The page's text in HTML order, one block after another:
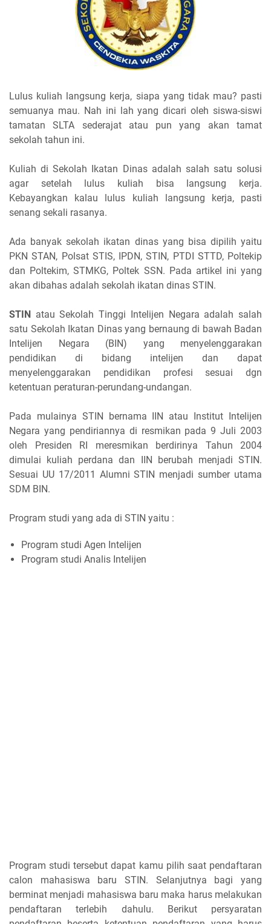
Lulus kuliah langsung kerja, siapa yang tidak mau? pasti
semuanya mau. Nah ini lah yang dicari oleh siswa-siswi
tamatan SLTA sederajat atau pun yang akan tamat
sekolah tahun ini.
Kuliah di Sekolah Ikatan Dinas adalah salah satu solusi
agar setelah lulus kuliah bisa langsung kerja.
Kebayangkan kalau lulus kuliah langsung kerja, pasti
senang sekali rasanya.
Ada banyak sekolah ikatan dinas yang bisa dipilih yaitu
PKN STAN, Polsat STIS, IPDN, STIN, PTDI STTD, Poltekip
dan Poltekim, STMKG, Poltek SSN. Pada artikel ini yang
akan dibahas adalah sekolah ikatan dinas STIN.
STIN atau Sekolah Tinggi Intelijen Negara adalah salah
satu Sekolah Ikatan Dinas yang bernaung di bawah Badan
Intelijen Negara (BIN) yang menyelenggarakan
pendidikan di bidang intelijen dan dapat
menyelenggarakan pendidikan profesi sesuai dgn
ketentuan peraturan-perundang-undangan.
Pada mulainya STIN bernama IIN atau Institut Intelijen
Negara yang pendiriannya di resmikan pada 9 Juli 2003
oleh Presiden RI meresmikan berdirinya Tahun 2004
dimulai kuliah perdana dan IIN berubah menjadi STIN.
Sesuai UU 17/2011 Alumni STIN menjadi sumber utama
SDM BIN.
Program studi yang ada di STIN yaitu :
Program studi Agen Intelijen
Program studi Analis Intelijen
Program studi tersebut dapat kamu pilih saat pendaftaran
calon mahasiswa baru STIN. Selanjutnya bagi yang
berminat menjadi mahasiswa baru maka harus melakukan
pendaftaran terlebih dahulu. Berikut persyaratan